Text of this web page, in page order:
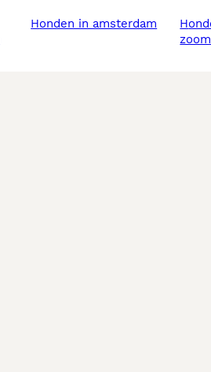
honden in amsterdam
honden in bergen op
zoom